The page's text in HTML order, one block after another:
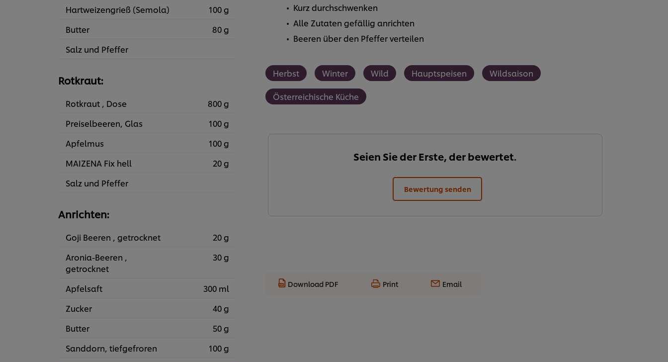
Hartweizengrieß (Semola)
100 g
Butter
80 g
Salz und Pfeffer
Rotkraut:
Rotkraut , Dose
800 g
Preiselbeeren, Glas
100 g
Apfelmus
100 g
MAIZENA Fix hell
20 g
Salz und Pfeffer
Anrichten:
Goji Beeren , getrocknet
20 g
Aronia-Beeren ,
getrocknet
30 g
Apfelsaft
300 ml
Zucker
40 g
Butter
50 g
Sanddorn, tiefgefroren
100 g
Kurz durchschwenken
Alle Zutaten gefällig anrichten
Beeren über den Pfeffer verteilen
Herbst Winter Wild Hauptspeisen Wildsaison
Österreichische Küche
Seien Sie der Erste, der bewertet.
Bewertung senden
Download PDF Print Email